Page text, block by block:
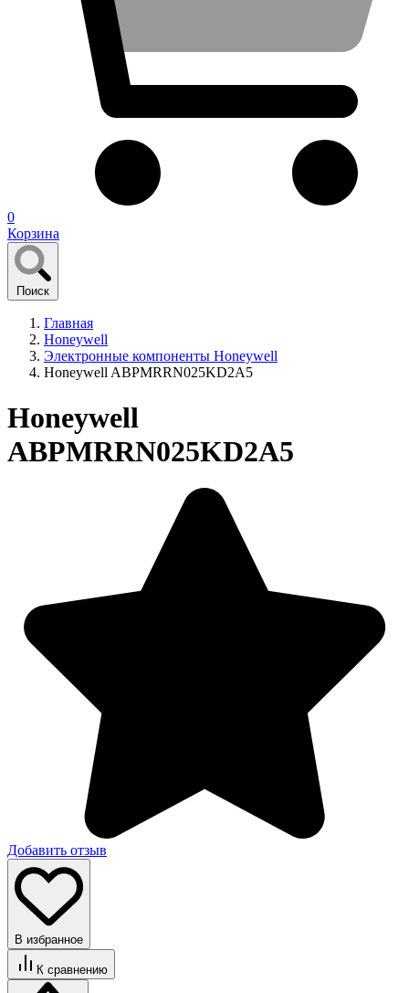
0
Корзина
Поиск
Главная
Honeywell
Электронные компоненты Honeywell
Honeywell ABPMRRN025KD2A5
Honeywell
ABPMRRN025KD2A5
Добавить отзыв
В избранное
К сравнению